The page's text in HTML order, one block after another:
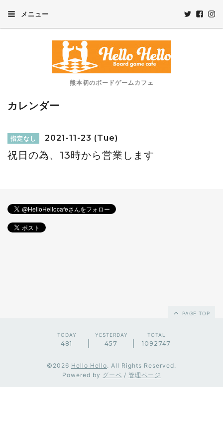
メニュー
熊本初のボードゲームカフェ
カレンダー
指定なし 2021-11-23 (Tue)
祝日の為、13時から営業します
PAGE TOP
TODAY
481
YESTERDAY
457
TOTAL
1092747
©2026 Hello Hello. All Rights Reserved.
Powered by グーペ / 管理ページ